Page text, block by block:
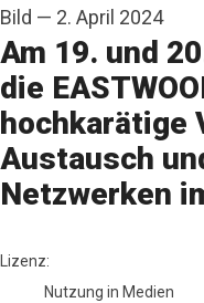
Bild — 2. April 2024
Am 19. und
die
hochkarätige
Austausch
Netzwerken
Swen Reichhold
Lizenz:
Nutzung in Medien